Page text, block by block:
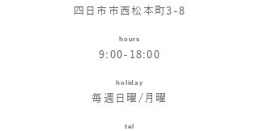
四日市市西松本町3-8
hours
9:00-18:00
holiday
毎週日曜/月曜
tel